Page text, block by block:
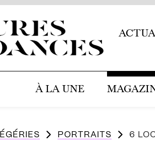
À LA UNE
ÉGÉRIES PORTRAITS 6